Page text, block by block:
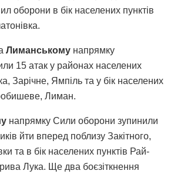
оборони в бік населених пунктів
Лиманському напрямку
15 атак у районах населених
Зарічне, Ямпіль та у бік населених
Лиман.
напрямку Сили оборони зупинили
йти вперед поблизу Закітного,
та в бік населених пунктів Рай-
Лука. Ще два боєзіткнення